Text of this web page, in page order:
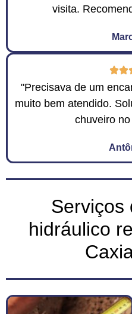
visita.
"Precisava de um
muito bem atendido.
chuveiro
Serviços
hidráulico